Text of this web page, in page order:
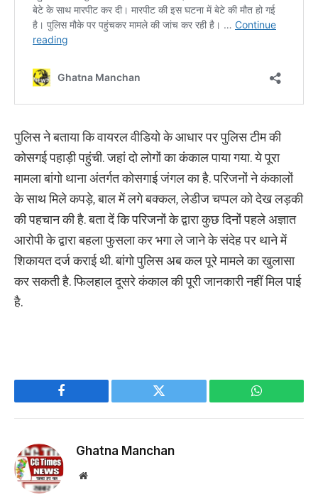
पुलिस ने बताया कि वायरल वीडियो के आधार पर पुलिस टीम की
कोसगई पहाड़ी पहुंची. जहां दो लोगों का कंकाल पाया गया. ये पूरा
मामला बांगो थाना अंतर्गत कोसगाई जंगल का है. परिजनों ने कंकालों
के साथ मिले कपड़े, बाल में लगे बक्कल, लेडीज चप्पल को देख लड़की
की पहचान की है. बता दें कि परिजनों के द्वारा कुछ दिनों पहले अज्ञात
आरोपी के द्वारा बहला फुसला कर भगा ले जाने के संदेह पर थाने में
शिकायत दर्ज कराई थी. बांगो पुलिस अब कल पूरे मामले का खुलासा
कर सकती है. फिलहाल दूसरे कंकाल की पूरी जानकारी नहीं मिल पाई
है.
Facebook Twitter WhatsApp
Ghatna Manchan
Website